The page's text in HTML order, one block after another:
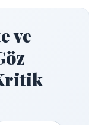
ve